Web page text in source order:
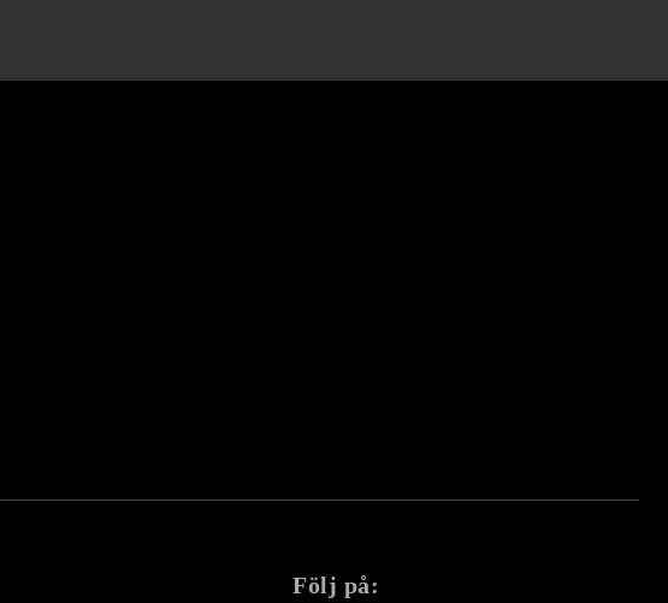
Följ på: